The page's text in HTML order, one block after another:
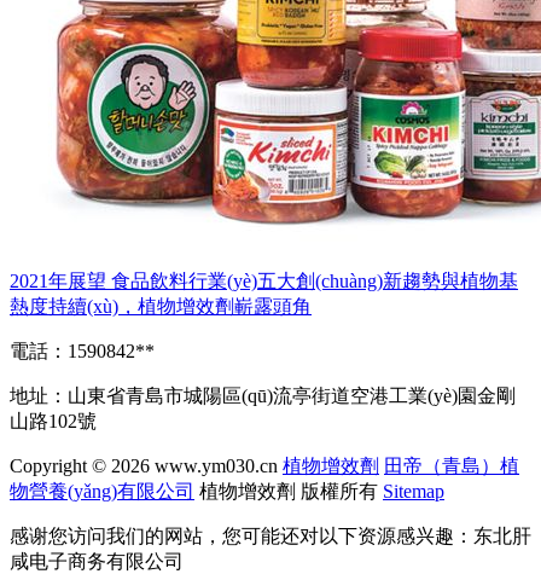
2021年展望 食品飲料行業(yè)五大創(chuàng)新趨勢與植物基
熱度持續(xù)，植物增效劑嶄露頭角
電話：1590842**
地址：山東省青島市城陽區(qū)流亭街道空港工業(yè)園金剛
山路102號
Copyright © 2026 www.ym030.cn 植物增效劑 田帝（青島）植
物營養(yǎng)有限公司 植物增效劑 版權所有 Sitemap
感谢您访问我们的网站，您可能还对以下资源感兴趣：东北肝
咸电子商务有限公司